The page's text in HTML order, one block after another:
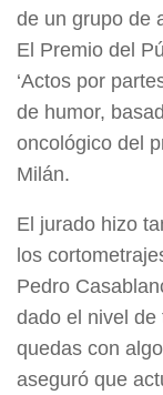
de un grupo de
El Premio del
‘Actos por
de humor,
oncológico del
Milán.
El jurado hizo
los
Pedro
dado el nivel de
quedas con
aseguró que